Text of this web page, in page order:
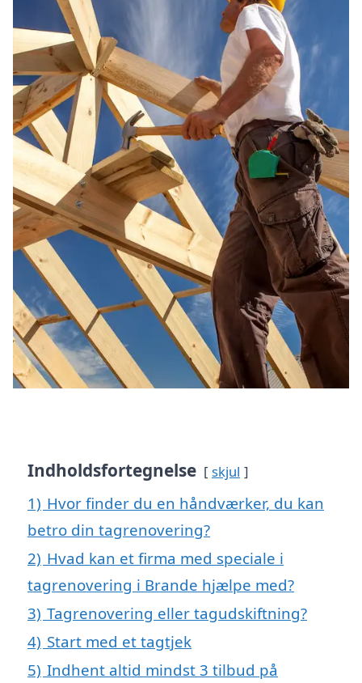
Indholdsfortegnelse skjul
1) Hvor finder du en håndværker, du kan
betro din tagrenovering?
2) Hvad kan et firma med speciale i
tagrenovering i Brande hjælpe med?
3) Tagrenovering eller tagudskiftning?
4) Start med et tagtjek
5) Indhent altid mindst 3 tilbud på